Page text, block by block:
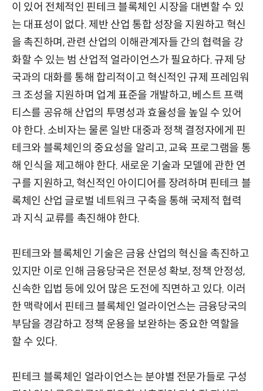
이 있어 전체적인 핀테크 블록체인 시장을 대변할 수 있
는 대표성이 없다. 제반 산업 통합 성장을 지원하고 혁신
을 촉진하며, 관련 산업의 이해관계자들 간의 협력을 강
화할 수 있는 범 산업적 얼라이언스가 필요하다. 규제 당
국과의 대화를 통해 합리적이고 혁신적인 규제 프레임워
크 조성을 지원하며 업계 표준을 개발하고, 베스트 프랙
티스를 공유해 산업의 투명성과 효율성을 높일 수 있어
야 한다. 소비자는 물론 일반 대중과 정책 결정자에게 핀
테크와 블록체인의 중요성을 알리고, 교육 프로그램을 통
해 인식을 제고해야 한다. 새로운 기술과 모델에 관한 연
구를 지원하고, 혁신적인 아이디어를 장려하며 핀테크 블
록체인 산업 글로벌 네트워크 구축을 통해 국제적 협력
과 지식 교류를 촉진해야 한다.
핀테크와 블록체인 기술은 금융 산업의 혁신을 촉진하고
있지만 이로 인해 금융당국은 전문성 확보, 정책 안정성,
신속한 입법 등에 있어 많은 도전에 직면하고 있다. 이러
한 맥락에서 핀테크 블록체인 얼라이언스는 금융당국의
부담을 경감하고 정책 운용을 보완하는 중요한 역할을
할 수 있다.
핀테크 블록체인 얼라이언스는 분야별 전문가들로 구성